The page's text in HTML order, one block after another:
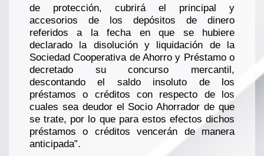
de protección, cubrirá el principal y
accesorios de los depósitos de dinero
referidos a la fecha en que se hubiere
declarado la disolución y liquidación de la
Sociedad Cooperativa de Ahorro y Préstamo o
decretado su concurso mercantil,
descontando el saldo insoluto de los
préstamos o créditos con respecto de los
cuales sea deudor el Socio Ahorrador de que
se trate, por lo que para estos efectos dichos
préstamos o créditos vencerán de manera
anticipada”.